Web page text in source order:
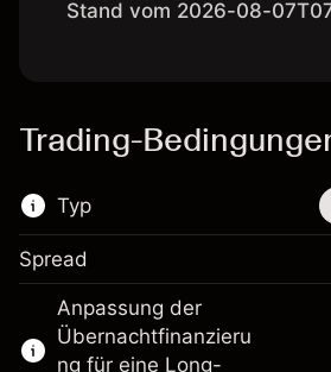
Stand vom 2026-08-
Trading-
Typ
Dieses Finanzinstrument
über CFDs und Knock-outs
Erfahren Sie mehr über:
Spread
Anpassung der
Übernachtfinanzieru
ng für eine Long-